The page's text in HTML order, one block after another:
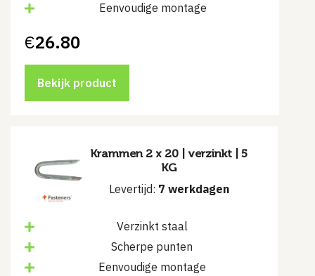
Eenvoudige montage
€26.80
Bekijk product
Krammen 2 x 20 | verzinkt | 5
KG
Levertijd: 7 werkdagen
Verzinkt staal
Scherpe punten
Eenvoudige montage